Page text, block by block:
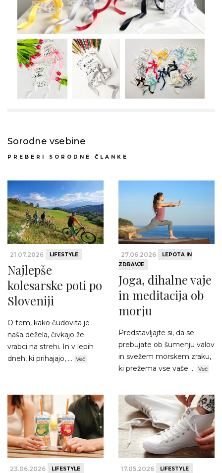
Sorodne vsebine
PREBERI SORODNE ČLANKE
21.07.2026 LIFESTYLE
Najlepše
kolesarske poti po
Sloveniji
O tem, kako čudovita je
naša dežela, čivkajo že
vrabci na strehi. In v lepih
dneh, ki prihajajo, ... Več
27.06.2026
LEPOTA IN
ZDRAVJE
Joga, dihalne vaje
in meditacija ob
morju
Predstavljajte si, da se
prebujate ob šumenju valov
in svežem morskem zraku,
ki prežema vse vaše ... Več
23.06.2026 LIFESTYLE 17.05.2026 LIFESTYLE